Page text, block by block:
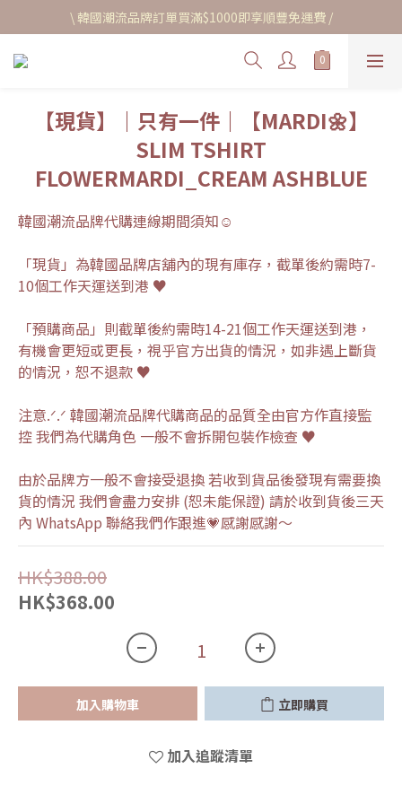
\ 韓國潮流品牌訂單買滿$1000即享順豐免運費 /
【現貨】｜只有一件｜【MARDI🌼】
SLIM TSHIRT
FLOWERMARDI_CREAM ASHBLUE
韓國潮流品牌代購連線期間須知☺︎
「現貨」為韓國品牌店舖內的現有庫存，截單後約需時7-
10個工作天運送到港 ♥
「預購商品」則截單後約需時14-21個工作天運送到港，
有機會更短或更長，視乎官方出貨的情況，如非遇上斷貨
的情況，恕不退款 ♥
注意.ᐟ.ᐟ 韓國潮流品牌代購商品的品質全由官方作直接監
控 我們為代購角色 一般不會拆開包裝作檢查 ♥
由於品牌方一般不會接受退換 若收到貨品後發現有需要換
貨的情況 我們會盡力安排 (恕未能保證) 請於收到貨後三天
內 WhatsApp 聯絡我們作跟進💗感謝感謝～
HK$388.00
HK$368.00
加入購物車 立即購買
加入追蹤清單